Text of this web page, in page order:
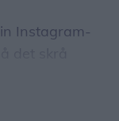
Instagram-
rede på